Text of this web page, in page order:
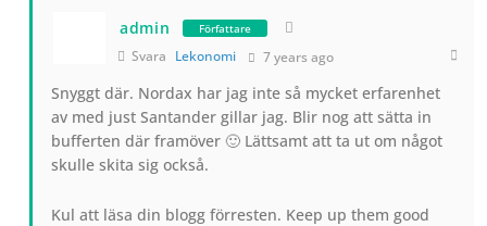
admin Författare
Svara Lekonomi 7 years ago
Snyggt där. Nordax har jag inte så mycket erfarenhet
av med just Santander gillar jag. Blir nog att sätta in
bufferten där framöver 🙂 Lättsamt att ta ut om något
skulle skita sig också.
Kul att läsa din blogg förresten. Keep up them good